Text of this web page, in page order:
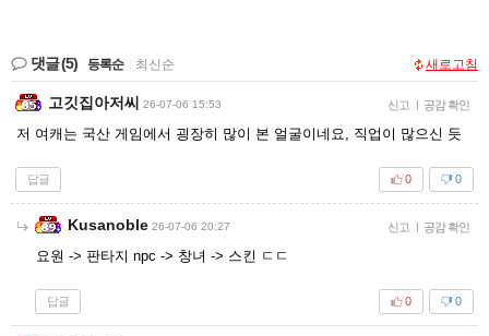
댓글(5) 등록순 최신순 새로고침
고깃집아저씨 26-07-06 15:53 신고 | 공감 확인
저 여캐는 국산 게임에서 굉장히 많이 본 얼굴이네요, 직업이 많으신 듯
답글 0
0
Kusanoble 26-07-06 20:27 신고 | 공감 확인
요원 -> 판타지 npc -> 창녀 -> 스킨 ㄷㄷ
답글 0
0